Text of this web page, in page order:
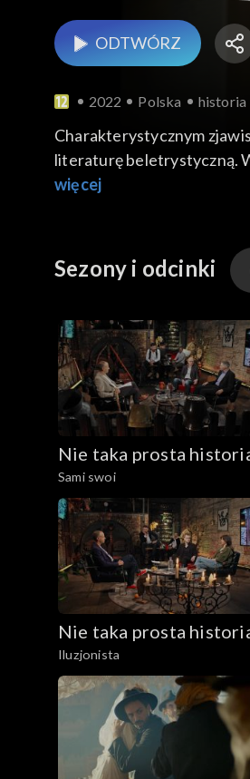
ODTWÓRZ
2022 Polska historia
Charakterystycznym
literaturę beletrystyczną.
wyjaśniają co w nich jest
więcej
Sezony i odcinki
Nie taka prosta
Sami swoi
Nie taka prosta
Iluzjonista